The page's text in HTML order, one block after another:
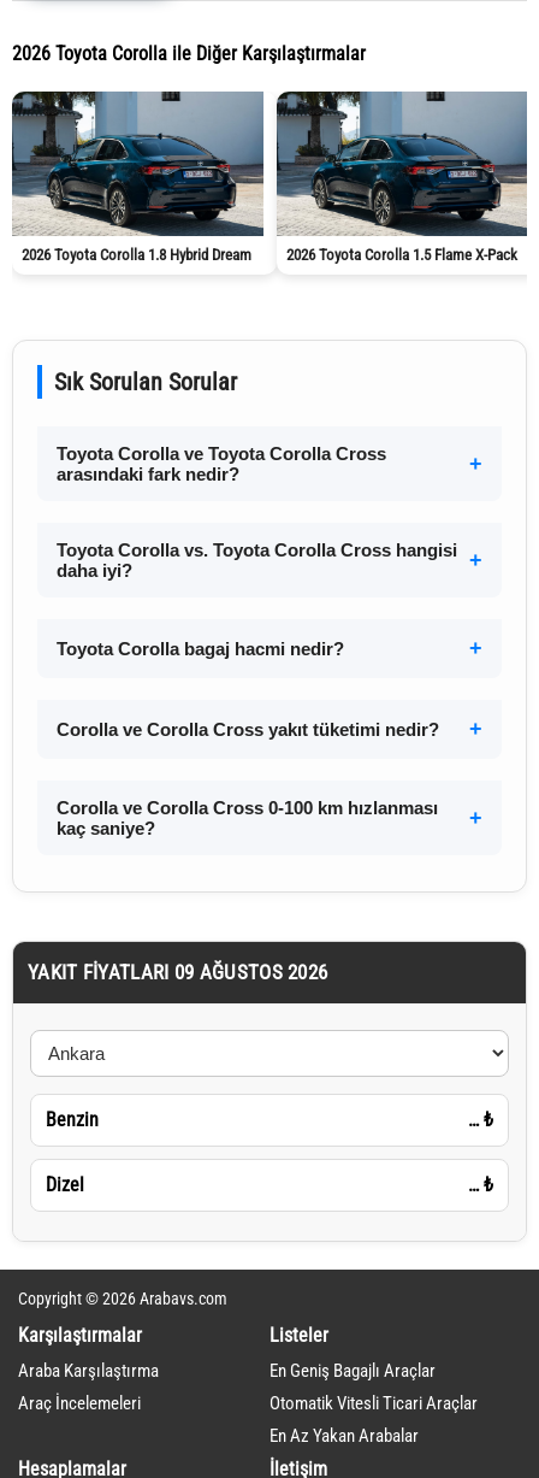
2026 Toyota Corolla ile Diğer Karşılaştırmalar
2026 Toyota Corolla 1.8 Hybrid Dream 2026 Toyota Corolla 1.5 Flame X-Pack
Sık Sorulan Sorular
Toyota Corolla ve Toyota Corolla Cross
arasındaki fark nedir?
Toyota Corolla vs. Toyota Corolla Cross hangisi
daha iyi?
Toyota Corolla bagaj hacmi nedir?
Corolla ve Corolla Cross yakıt tüketimi nedir?
Corolla ve Corolla Cross 0-100 km hızlanması
kaç saniye?
YAKIT FIYATLARI 09 AĞUSTOS 2026
Benzin … ₺
Dizel … ₺
Copyright © 2026 Arabavs.com
Karşılaştırmalar
Araba Karşılaştırma
Araç İncelemeleri
Listeler
En Geniş Bagajlı Araçlar
Otomatik Vitesli Ticari Araçlar
En Az Yakan Arabalar
Hesaplamalar İletişim